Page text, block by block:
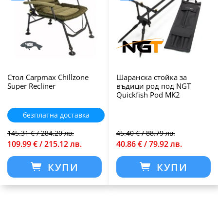
Стол Carpmax Chillzone
Super Recliner
безплатна доставка
145.31 € / 284.20 лв.
109.99 € / 215.12 лв.
КУПИ
Шаранска стойка за
въдици род под NGT
Quickfish Pod MK2
45.40 € / 88.79 лв.
40.86 € / 79.92 лв.
КУПИ